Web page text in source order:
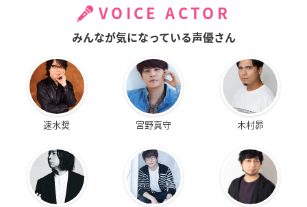
VOICE ACTOR
みんなが気になっている声優さん
速水奨 宮野真守 木村昴